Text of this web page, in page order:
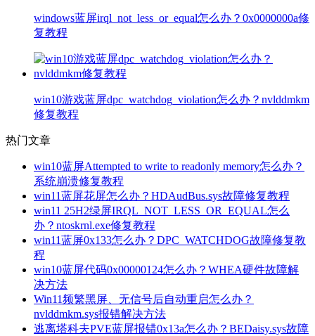
windows蓝屏irql_not_less_or_equal怎么办？0x0000000a修
复教程
win10游戏蓝屏dpc_watchdog_violation怎么办？nvlddmkm
修复教程
热门文章
win10蓝屏Attempted to write to readonly memory怎么办？
系统崩溃修复教程
win11蓝屏花屏怎么办？HDAudBus.sys故障修复教程
win11 25H2绿屏IRQL_NOT_LESS_OR_EQUAL怎么
办？ntoskrnl.exe修复教程
win11蓝屏0x133怎么办？DPC_WATCHDOG故障修复教
程
win10蓝屏代码0x00000124怎么办？WHEA硬件故障解
决方法
Win11频繁黑屏、无信号后自动重启怎么办？
nvlddmkm.sys报错解决方法
逃离塔科夫PVE蓝屏报错0x13a怎么办？BEDaisy.sys故障